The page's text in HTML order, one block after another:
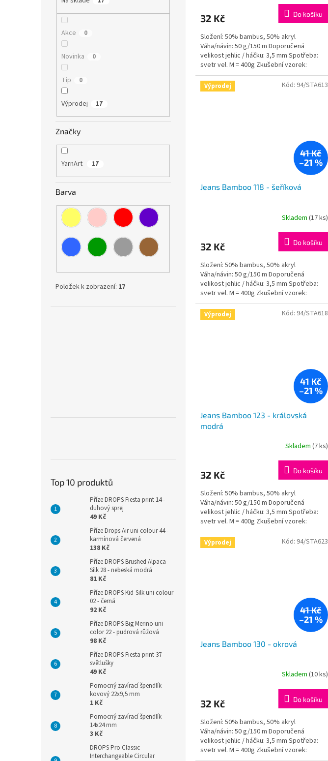
Akce 0
Novinka 0
Tip 0
Výprodej 17
Značky
YarnArt 17
Barva
Položek k zobrazení: 17
Top 10 produktů
Příze DROPS Fiesta print 14 -
duhový sprej
49 Kč
Příze Drops Air uni colour 44 -
karmínová červená
138 Kč
Příze DROPS Brushed Alpaca
Silk 28 - nebeská modrá
81 Kč
Příze DROPS Kid-Silk uni colour
02 - černá
92 Kč
Příze DROPS Big Merino uni
color 22 - pudrová růžová
98 Kč
Příze DROPS Fiesta print 37 -
světlušky
49 Kč
Pomocný zavírací špendlík
kovový 22x9,5 mm
1 Kč
Pomocný zavírací špendlík
14x24 mm
3 Kč
DROPS Pro Classic
Interchangeable Circular
32 Kč Do košíku
Složení: 50% bambus, 50% akryl
Váha/návin: 50 g/150 m Doporučená
velikost jehlic / háčku: 3,5 mm Spotřeba:
svetr vel. M = 400g Zkušební vzorek:
jehlice: 10x10cm = 24ok,...
Výprodej
41 Kč
–21 %
Jeans Bamboo 118 - šeříková
Skladem (17 ks)
32 Kč Do košíku
Složení: 50% bambus, 50% akryl
Váha/návin: 50 g/150 m Doporučená
velikost jehlic / háčku: 3,5 mm Spotřeba:
svetr vel. M = 400g Zkušební vzorek:
jehlice: 10x10cm = 24ok,...
Kód: 94/STA613
Výprodej
41 Kč
–21 %
Jeans Bamboo 123 - královská
modrá
Skladem (7 ks)
32 Kč Do košíku
Složení: 50% bambus, 50% akryl
Váha/návin: 50 g/150 m Doporučená
velikost jehlic / háčku: 3,5 mm Spotřeba:
svetr vel. M = 400g Zkušební vzorek:
jehlice: 10x10cm = 24ok,...
Kód: 94/STA618
Výprodej
41 Kč
–21 %
Jeans Bamboo 130 - okrová
Skladem (10 ks)
32 Kč Do košíku
Složení: 50% bambus, 50% akryl
Váha/návin: 50 g/150 m Doporučená
velikost jehlic / háčku: 3,5 mm Spotřeba:
svetr vel. M = 400g Zkušební vzorek:
Kód: 94/STA623